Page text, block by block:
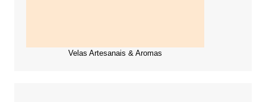
Velas Artesanais & Aromas